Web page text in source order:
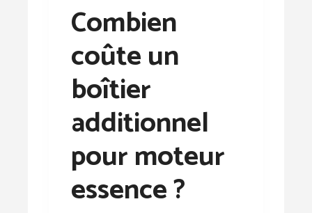
Combien
coûte un
boîtier
additionnel
pour moteur
essence ?